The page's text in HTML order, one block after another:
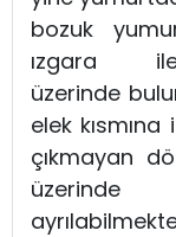
bozuk
ızgara
üzerinde
elek
çıkmayan
üzerinde